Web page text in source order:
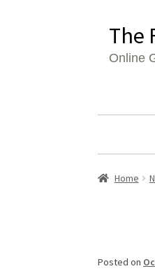
The
Online
Home
Posted on